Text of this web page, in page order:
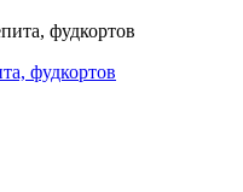
фудкортов